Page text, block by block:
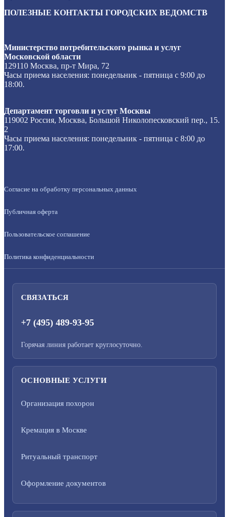
ПОЛЕЗНЫЕ КОНТАКТЫ ГОРОДСКИХ ВЕДОМСТВ
Министерство потребительского рынка и услуг
Московской области
129110 Москва, пр-т Мира, 72
Часы приема населения: понедельник - пятница с 9:00 до
18:00.
Департамент торговли и услуг Москвы
119002 Россия, Москва, Большой Николопесковский пер., 15.
2
Часы приема населения: понедельник - пятница с 8:00 до
17:00.
Согласие на обработку персональных данных
Публичная оферта
Пользовательское соглашение
Политика конфиденциальности
СВЯЗАТЬСЯ
+7 (495) 489-93-95
Горячая линия работает круглосуточно.
ОСНОВНЫЕ УСЛУГИ
Организация похорон
Кремация в Москве
Ритуальный транспорт
Оформление документов